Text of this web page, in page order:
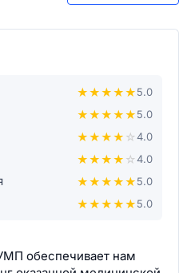
★★★★★5.0
★★★★★5.0
★★★★ ☆4.0
★★★★ ☆4.0
★★★★★5.0
★★★★★5.0
обеспечивает нам